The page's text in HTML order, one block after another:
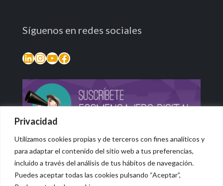
Privacidad
Utilizamos cookies propias y de terceros con fines analíticos y
para adaptar el contenido del sitio web a tus preferencias,
incluido a través del análisis de tus hábitos de navegación.
Puedes aceptar todas las cookies pulsando “Aceptar”,
Síguenos en redes sociales
LinkedIn
Instagram
YouTube
Facebook